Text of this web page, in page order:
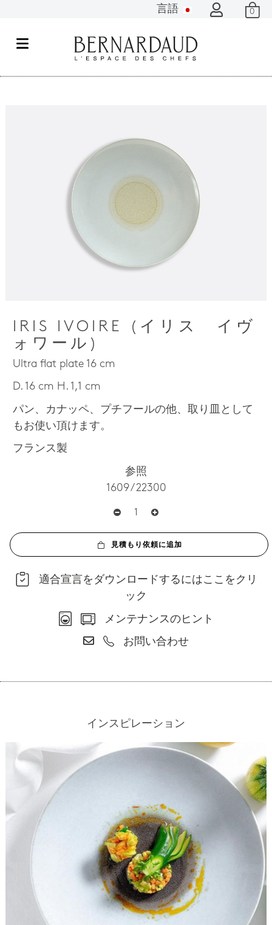
言語 0
メ
IRIS IVOIRE (イリス イヴ
ォワール)
Ultra flat plate 16 cm
D. 16 cm H. 1,1 cm
パン、カナッペ、プチフールの他、取り皿として
もお使い頂けます。
フランス製
参照
1609 / 22300
見積もり依頼に追加
適合宣言をダウンロードするにはここをクリ
ック
メンテナンスのヒント
お問い合わせ
インスピレーション